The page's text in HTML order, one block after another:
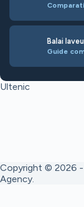
Balai
Guide
Ultenic
Copyright © 2026 -
Agency.